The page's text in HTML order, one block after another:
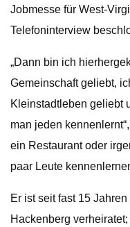
Jobmesse für West-
Telefoninterview
„Dann bin ich
Gemeinschaft geliebt,
Kleinstadtleben geliebt
man jeden
ein Restaurant oder
paar Leute
Er ist seit fast 15
Hackenberg